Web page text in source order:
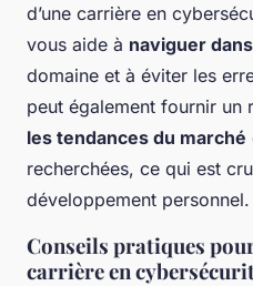
d’une carrière en
vous aide à naviguer
domaine et à éviter les
peut également fournir un
les tendances du marché
recherchées, ce qui est
développement personnel.
Conseils pratiques
carrière en